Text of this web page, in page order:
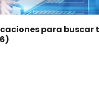
para buscar